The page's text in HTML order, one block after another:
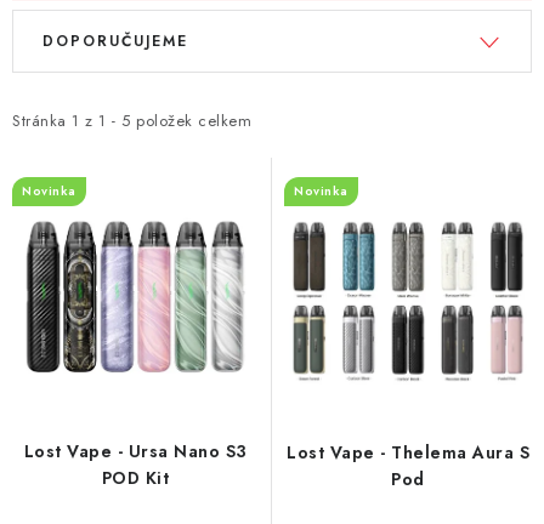
V
i
p
o
d
k
Stránka 1 z 1 - 5 položek celkem
Ř
e
í
o
u
ů
DOPORUČUJEME
Lost Vape - Ursa Nano S3
POD Kit
Novinka
Lost Vape - Thelema Aura S
Pod
Novinka